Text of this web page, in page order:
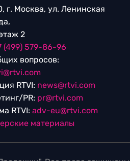
г. Москва, ул. Ленинская
2
(499) 579-86-96
вопросов:
RTVI: news@rtvi.com
PR: pr@rtvi.com
RTVI: adv-eu@rtvi.com
материалы